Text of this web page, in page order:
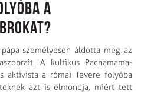
a
személyesen áldotta meg az
A kultikus Pachamama-
aktivista a római Tevere folyóba
azt is elmondja, miért tett